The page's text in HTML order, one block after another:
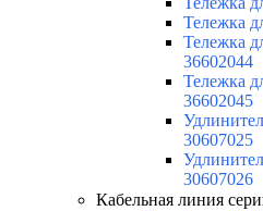
Тележка
Тележка
36602044
Тележка
36602045
30607025
30607026
Кабельная линия